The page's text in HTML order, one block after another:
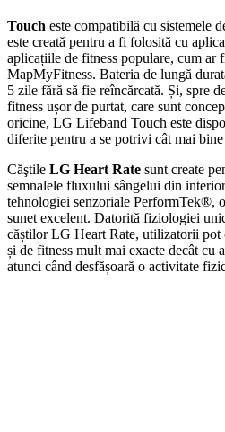
Touch este compatibilă cu sistemele
este creată pentru a fi folosită cu
aplicațiile de fitness populare, cum ar
MapMyFitness. Bateria de lungă
5 zile fără să fie reîncărcată. Și, spre
fitness ușor de purtat, care sunt
oricine, LG Lifeband Touch este
diferite pentru a se potrivi cât mai
Căştile LG Heart Rate sunt create
semnalele fluxului sângelui din
tehnologiei senzoriale PerformTek®,
sunet excelent. Datorită fiziologiei
căștilor LG Heart Rate, utilizatorii pot
și de fitness mult mai exacte decât cu
atunci când desfășoară o activitate